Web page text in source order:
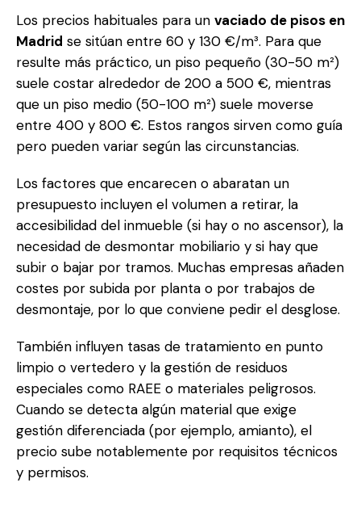
Los precios habituales para un vaciado de pisos en
Madrid se sitúan entre 60 y 130 €/m³. Para que
resulte más práctico, un piso pequeño (30-50 m²)
suele costar alrededor de 200 a 500 €, mientras
que un piso medio (50-100 m²) suele moverse
entre 400 y 800 €. Estos rangos sirven como guía
pero pueden variar según las circunstancias.
Los factores que encarecen o abaratan un
presupuesto incluyen el volumen a retirar, la
accesibilidad del inmueble (si hay o no ascensor), la
necesidad de desmontar mobiliario y si hay que
subir o bajar por tramos. Muchas empresas añaden
costes por subida por planta o por trabajos de
desmontaje, por lo que conviene pedir el desglose.
También influyen tasas de tratamiento en punto
limpio o vertedero y la gestión de residuos
especiales como RAEE o materiales peligrosos.
Cuando se detecta algún material que exige
gestión diferenciada (por ejemplo, amianto), el
precio sube notablemente por requisitos técnicos
y permisos.